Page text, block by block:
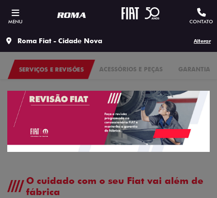
MENU CONTATO
Roma Fiat - Cidade Nova Alterar
SERVIÇOS E REVISÕES ACESSÓRIOS E PEÇAS GARANTIA
O cuidado com o seu Fiat vai além de
fábrica